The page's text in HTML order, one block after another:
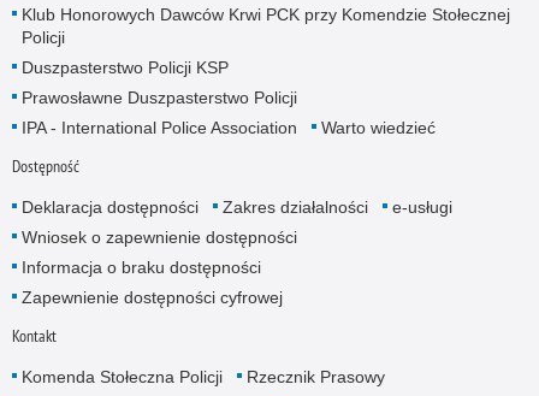
Klub Honorowych Dawców Krwi PCK przy Komendzie Stołecznej
Policji
Duszpasterstwo Policji KSP
Prawosławne Duszpasterstwo Policji
IPA - International Police Association
Warto wiedzieć
Dostępność
Deklaracja dostępności Zakres działalności
e-usługi
Wniosek o zapewnienie dostępności
Informacja o braku dostępności
Zapewnienie dostępności cyfrowej
Kontakt
Komenda Stołeczna Policji
Rzecznik Prasowy